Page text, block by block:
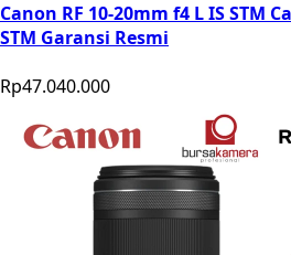
Canon RF 10-20mm f4 L IS STM
STM Garansi Resmi
Rp47.040.000